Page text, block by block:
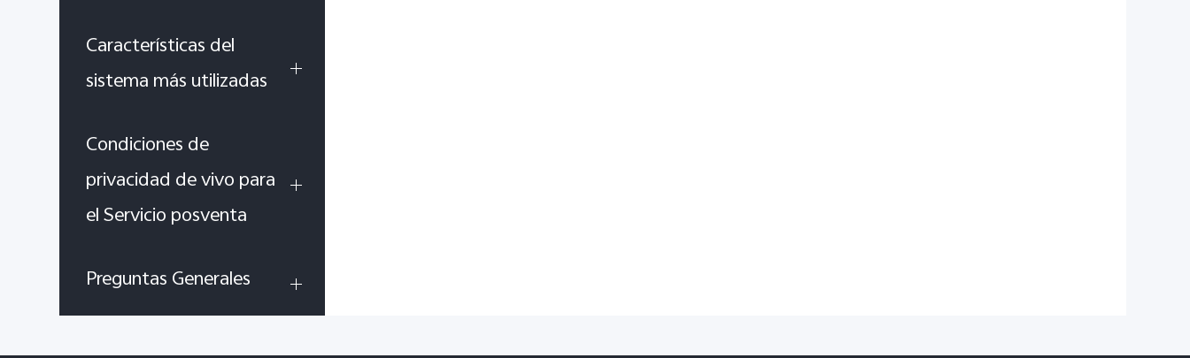
Características del
sistema más utilizadas
Condiciones de
privacidad de vivo para
el Servicio posventa
Preguntas Generales